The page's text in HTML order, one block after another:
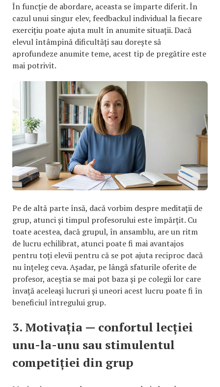
În funcție de abordare, aceasta se împarte diferit. În
cazul unui singur elev, feedbackul individual la fiecare
exercițiu poate ajuta mult în anumite situații. Dacă
elevul întâmpină dificultăți sau dorește să
aprofundeze anumite teme, acest tip de pregătire este
mai potrivit.
Pe de altă parte însă, dacă vorbim despre meditații de
grup, atunci și timpul profesorului este împărțit. Cu
toate acestea, dacă grupul, în ansamblu, are un ritm
de lucru echilibrat, atunci poate fi mai avantajos
pentru toți elevii pentru că se pot ajuta reciproc dacă
nu înțeleg ceva. Așadar, pe lângă sfaturile oferite de
profesor, aceștia se mai pot baza și pe colegii lor care
învață aceleași lucruri și uneori acest lucru poate fi în
beneficiul întregului grup.
3. Motivația — confortul lecției
unu-la-unu sau stimulentul
competiției din grup